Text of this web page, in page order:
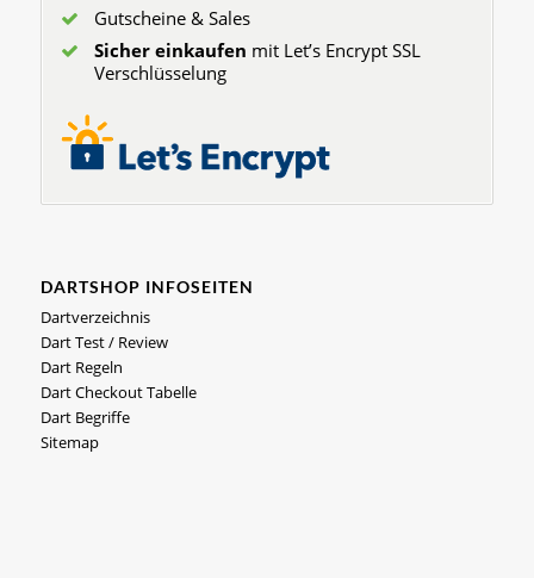
Gutscheine & Sales
Sicher einkaufen mit Let’s Encrypt SSL
Verschlüsselung
DARTSHOP INFOSEITEN
Dartverzeichnis
Dart Test / Review
Dart Regeln
Dart Checkout Tabelle
Dart Begriffe
Sitemap